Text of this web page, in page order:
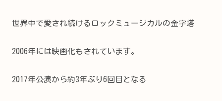
世界中で愛され続けるロックミュージカルの金字塔
2006年には映画化もされています。
2017年公演から約3年ぶり6回目となる